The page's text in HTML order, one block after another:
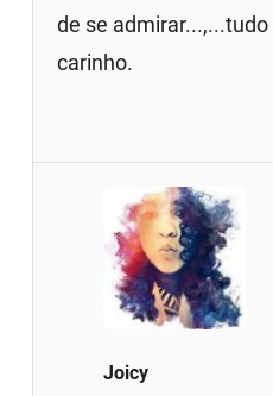
de se
carinho.
Joicy